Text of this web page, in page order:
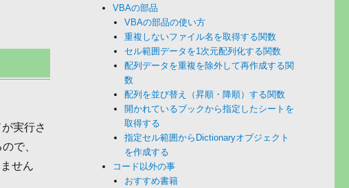
実行さ
で、
せん
VBAの部品
VBAの部品の使い方
重複しないファイル名を取得する関数
セル範囲データを1次元配列化する関数
配列データを重複を除外して再作成する関
数
配列を並び替え（昇順・降順）する関数
開かれているブックから指定したシートを
取得する
指定セル範囲からDictionaryオブジェクト
を作成する
コード以外の事
おすすめ書籍